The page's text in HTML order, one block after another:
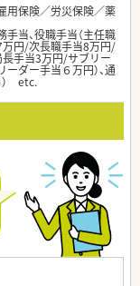
用保険／労災保険／薬
手当、役職手当（主任職
円/次長職手当8万円/
手当3万円/サブリー
ダー手当６万円）、通
） etc.